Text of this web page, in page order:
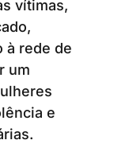
vítimas,
à rede de
um
e